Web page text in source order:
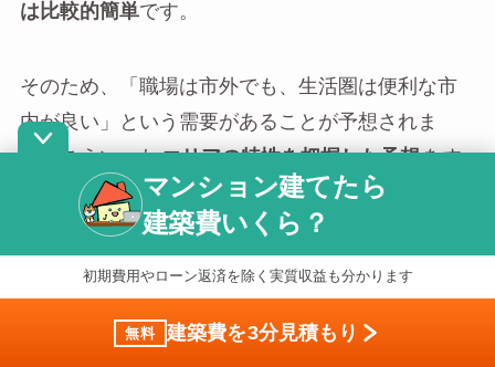
は比較的簡単です。
そのため、「職場は市外でも、生活圏は便利な市
内が良い」という需要があることが予想されま
す。こういったエリアの特性を把握した予想をす
ることで、どういった場所にどのようなアパート
の需要があるのかを導き出すことができます。
地域経済の動きに目を向ける
マンション建てたら
建築費いくら？
初期費用やローン返済を除く実質収益も分かります
無料 建築費を3分見積もり